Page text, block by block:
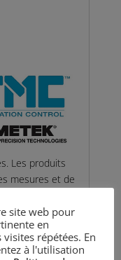
Les produits
mesures et de
de la vie et
exclusif de ce
site web pour
en
répétées. En
à l'utilisation